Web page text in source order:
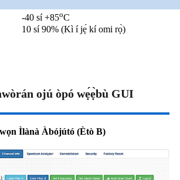
-40 sí +85oC
10 sí 90% (Kì í jẹ́ kí omi rọ̀)
ojú òpó wẹ́ẹ̀bù GUI
Ìlànà Àbójútó (Ètò B)